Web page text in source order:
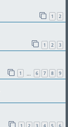
1 2
1 2 3
1 6 7 8 9